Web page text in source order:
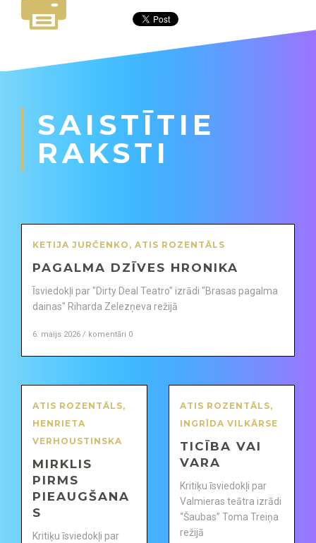
SAISTĪTIE
RAKSTI
KETIJA JURČENKO , ATIS ROZENTĀLS
PAGALMA DZĪVES HRONIKA
Īsviedokļi par "Dirty Deal Teatro" izrādi "Brasas pagalma
dainas" Riharda Zelezņeva režijā
6. maijs 2026 / komentāri 0
ATIS ROZENTĀLS,
HENRIETA
VERHOUSTINSKA
MIRKLIS
PIRMS
PIEAUGŠANA
S
Kritiķu īsviedokļi par
ATIS ROZENTĀLS,
INGRĪDA VILKĀRSE
TICĪBA VAI
VARA
Kritiķu īsviedokļi par
Valmieras teātra izrādi
“Šaubas” Toma Treiņa
režijā